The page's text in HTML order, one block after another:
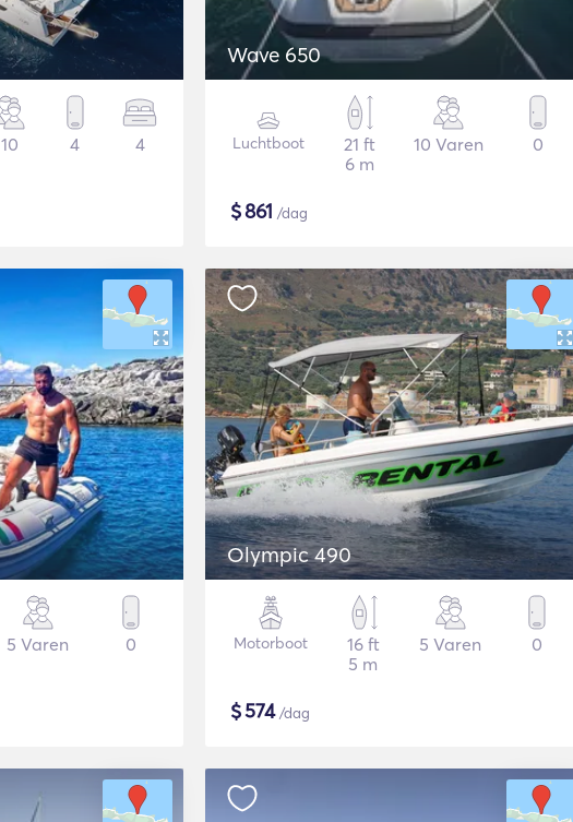
10 4 4
Wave 650
Luchtboot
21 ft
6 m
10 Varen 0
$861 /dag
5 Varen 0
Olympic 490
Motorboot
16 ft
5 m
5 Varen 0
$574/dag